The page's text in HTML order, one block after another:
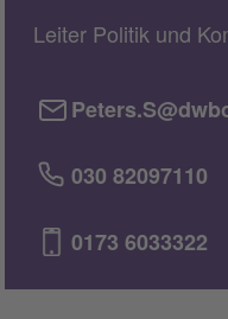
Leiter Politik und
030 82097110
0173 6033322